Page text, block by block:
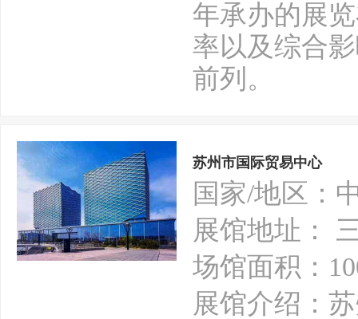
年承办的展
率以及综合
前列。
苏州市国际贸易中心
国家/地区：
展馆地址：
场馆面积：
展馆介绍：